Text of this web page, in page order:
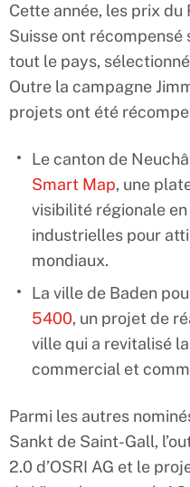
Cette année, les prix du
Suisse ont
tout le pays,
Outre la campagne
projets ont été
Le canton de
Smart Map, une
visibilité régionale
industrielles pour
mondiaux.
La ville de Baden
5400, un projet de
ville qui a revitalisé
commercial et
Parmi les autres
Sankt de Saint-Gall,
2.0 d’OSRI AG et le